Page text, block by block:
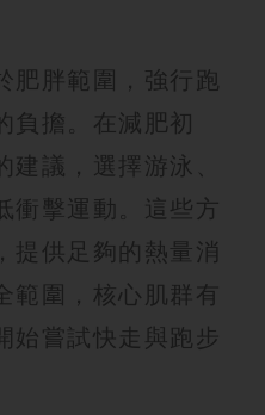
肥胖範圍，強行跑
負擔。在減肥初
議，選擇游泳、
衝擊運動。這些方
提供足夠的熱量消
範圍，核心肌群有
始嘗試快走與跑步